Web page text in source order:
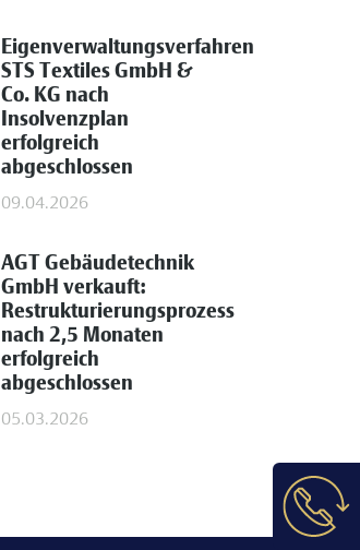
Eigenverwaltungsverfahren
STS Textiles GmbH &
Co. KG nach
Insolvenzplan
erfolgreich
abgeschlossen
09.04.2026
AGT Gebäudetechnik
GmbH verkauft:
Restrukturierungsprozess
nach 2,5 Monaten
erfolgreich
abgeschlossen
05.03.2026